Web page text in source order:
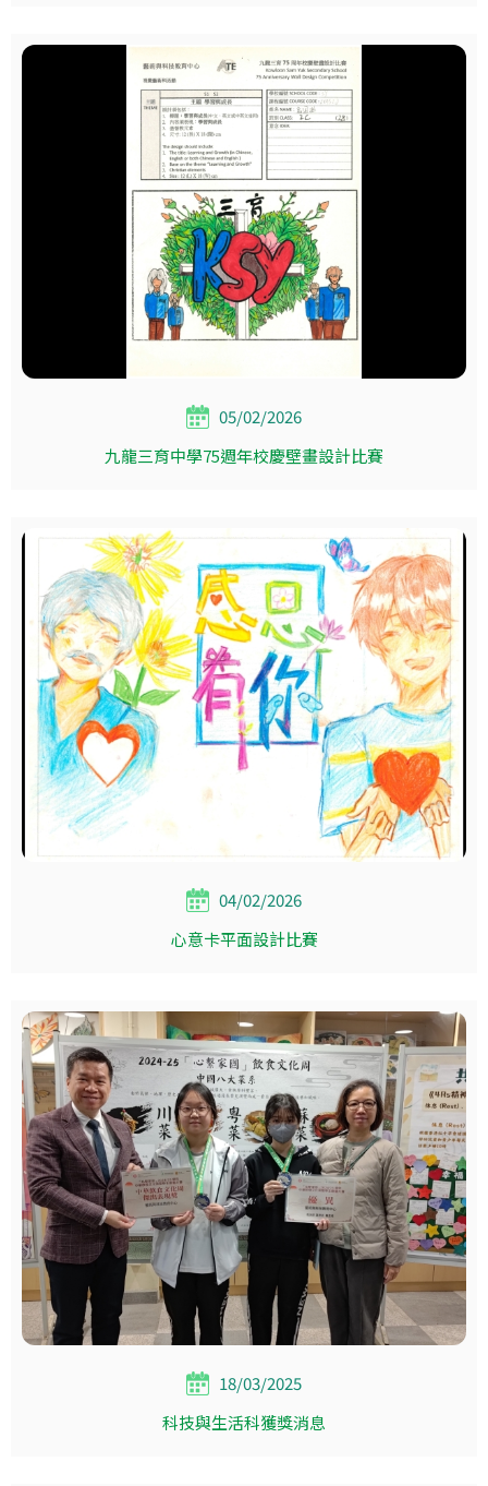
05/02/2026
九龍三育中學75週年校慶壁畫設計比賽
04/02/2026
心意卡平面設計比賽
18/03/2025
科技與生活科獲獎消息